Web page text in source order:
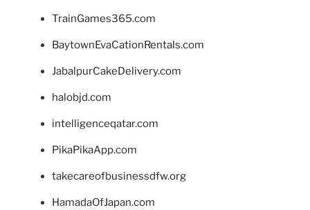
TrainGames365.com
BaytownEvaCationRentals.com
JabalpurCakeDelivery.com
halobjd.com
intelligenceqatar.com
PikaPikaApp.com
takecareofbusinessdfw.org
HamadaOfJapan.com